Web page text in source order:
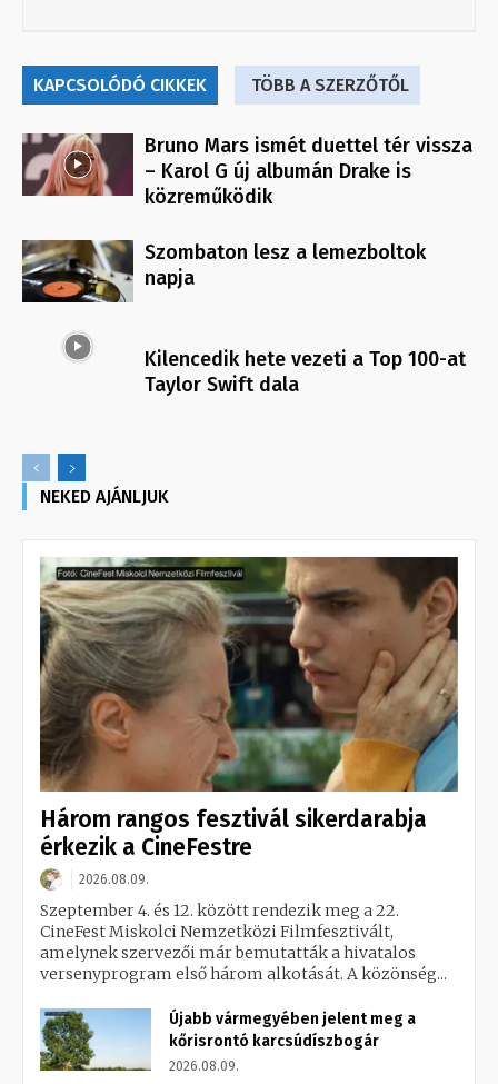
KAPCSOLÓDÓ CIKKEK TÖBB A SZERZŐTŐL
Bruno Mars ismét duettel tér vissza
– Karol G új albumán Drake is
közreműködik
Szombaton lesz a lemezboltok
napja
Kilencedik hete vezeti a Top 100-at
Taylor Swift dala
NEKED AJÁNLJUK
Három rangos fesztivál sikerdarabja
érkezik a CineFestre
2026.08.09.
Szeptember 4. és 12. között rendezik meg a 22.
CineFest Miskolci Nemzetközi Filmfesztivált,
amelynek szervezői már bemutatták a hivatalos
versenyprogram első három alkotását. A közönség...
Újabb vármegyében jelent meg a
kőrisrontó karcsúdíszbogár
2026.08.09.